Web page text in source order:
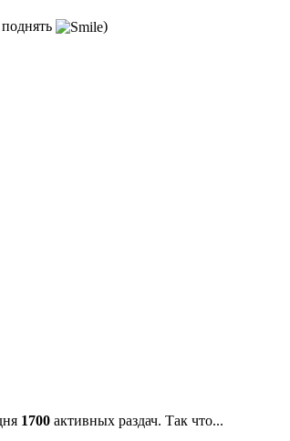
)
1700 активных раздач. Так что...